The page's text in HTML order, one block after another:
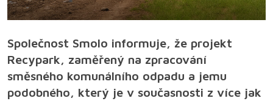
Společnost Smolo informuje, že projekt
Recypark, zaměřený na zpracování
směsného komunálního odpadu a jemu
podobného, který je v současnosti z více jak